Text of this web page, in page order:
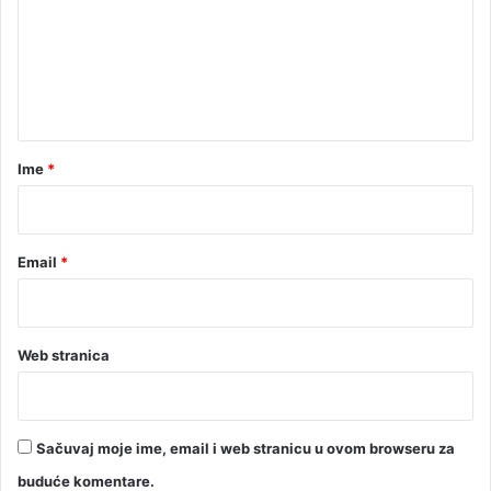
I
)
rIme *
Email *
Web stranica
Sačuvaj moje ime, email i web stranicu u ovom browseru za
buduće komentare.